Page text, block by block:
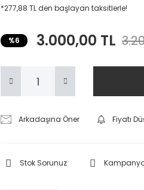
*277,88 TL den başlayan taksitlerle!
%6 3.000,00 TL
Arkadaşına Öner Fiyatı
Stok Sorunuz